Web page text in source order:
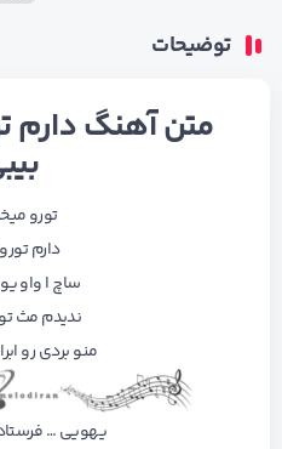
توضیحات
متن آهنگ دارم
تورو
دارم
ساچ ا واو
ندیدم مث
منو بردی رو
یهویی …